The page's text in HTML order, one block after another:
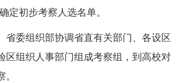
定初步考察人选名单。
省委组织部协调省直有关部门、各设区
区组织人事部门组成考察组，到高校对